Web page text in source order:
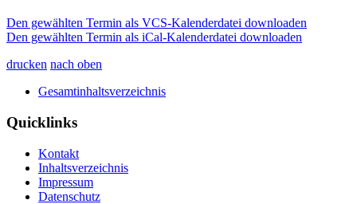
Den gewählten Termin als VCS-Kalenderdatei downloaden
Den gewählten Termin als iCal-Kalenderdatei downloaden
drucken nach oben
Gesamtinhaltsverzeichnis
Quicklinks
Kontakt
Inhaltsverzeichnis
Impressum
Datenschutz